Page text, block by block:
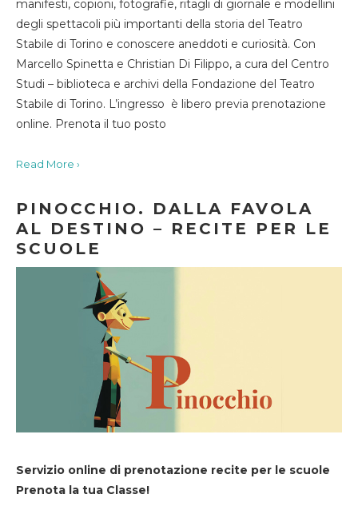
manifesti, copioni, fotografie, ritagli di giornale e modellini
degli spettacoli più importanti della storia del Teatro
Stabile di Torino e conoscere aneddoti e curiosità. Con
Marcello Spinetta e Christian Di Filippo, a cura del Centro
Studi – biblioteca e archivi della Fondazione del Teatro
Stabile di Torino. L’ingresso è libero previa prenotazione
online. Prenota il tuo posto
Read More ›
PINOCCHIO. DALLA FAVOLA
AL DESTINO – RECITE PER LE
SCUOLE
Servizio online di prenotazione recite per le scuole
Prenota la tua Classe!